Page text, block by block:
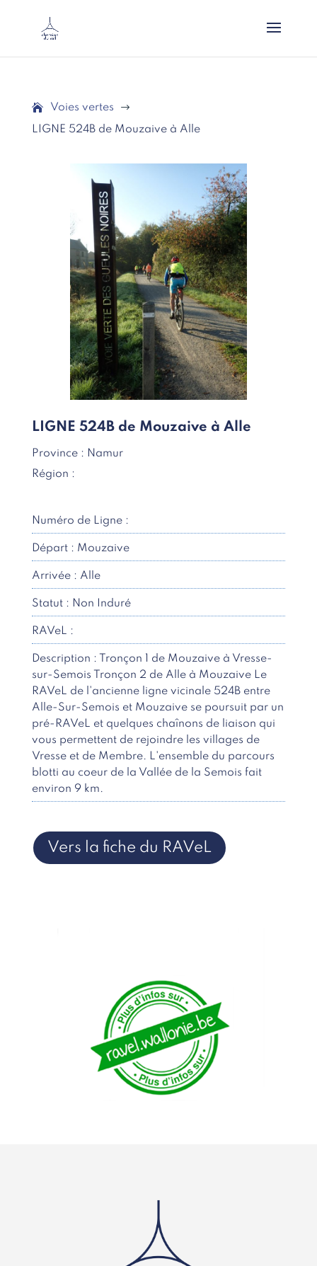
Voies vertes
$
LIGNE 524B de Mouzaive à Alle
LIGNE 524B de Mouzaive à Alle
Province : Namur
Région :
Numéro de Ligne :
Départ : Mouzaive
Arrivée : Alle
Statut : Non Induré
RAVeL :
Description : Tronçon 1 de Mouzaive à Vresse-
sur-Semois Tronçon 2 de Alle à Mouzaive Le
RAVeL de l'ancienne ligne vicinale 524B entre
Alle-Sur-Semois et Mouzaive se poursuit par un
pré-RAVeL et quelques chaînons de liaison qui
vous permettent de rejoindre les villages de
Vresse et de Membre. L'ensemble du parcours
blotti au coeur de la Vallée de la Semois fait
environ 9 km.
Vers la fiche du RAVeL